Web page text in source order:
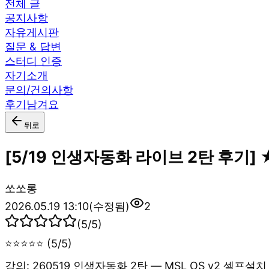
전체 글
공지사항
자유게시판
질문 & 답변
스터디 인증
자기소개
문의/건의사항
후기남겨요
뒤로
[5/19 인생자동화 라이브 2탄 후
쏘쏘롱
2026.05.19 13:10(수정됨)
2
(5/5)
⭐⭐⭐⭐⭐ (5/5)
강의: 260519 인생자동화 2탄 — MSL OS v2 셀프설치